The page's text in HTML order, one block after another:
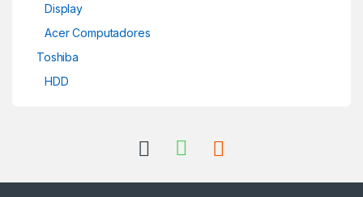
Display
Acer Computadores
Toshiba
HDD